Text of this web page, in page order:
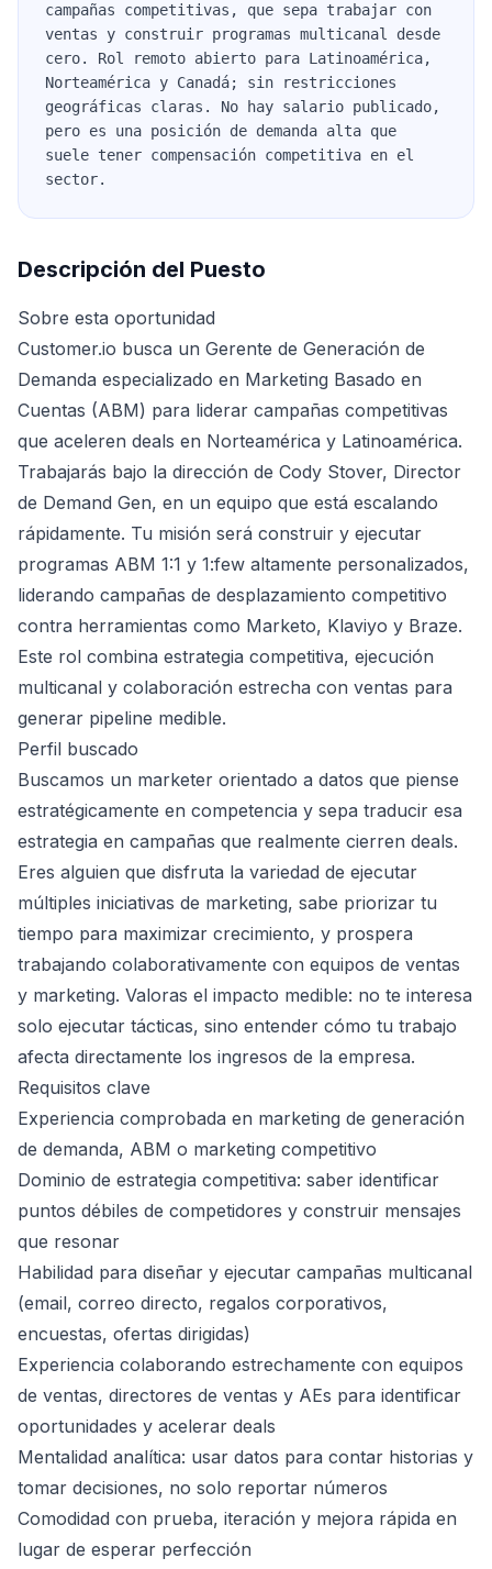
campañas competitivas, que sepa trabajar con
ventas y construir programas multicanal desde
cero. Rol remoto abierto para Latinoamérica,
Norteamérica y Canadá; sin restricciones
geográficas claras. No hay salario publicado,
pero es una posición de demanda alta que
suele tener compensación competitiva en el
sector.
Descripción del Puesto
Sobre esta oportunidad
Customer.io busca un Gerente de Generación de
Demanda especializado en Marketing Basado en
Cuentas (ABM) para liderar campañas competitivas
que aceleren deals en Norteamérica y Latinoamérica.
Trabajarás bajo la dirección de Cody Stover, Director
de Demand Gen, en un equipo que está escalando
rápidamente. Tu misión será construir y ejecutar
programas ABM 1:1 y 1:few altamente personalizados,
liderando campañas de desplazamiento competitivo
contra herramientas como Marketo, Klaviyo y Braze.
Este rol combina estrategia competitiva, ejecución
multicanal y colaboración estrecha con ventas para
generar pipeline medible.
Perfil buscado
Buscamos un marketer orientado a datos que piense
estratégicamente en competencia y sepa traducir esa
estrategia en campañas que realmente cierren deals.
Eres alguien que disfruta la variedad de ejecutar
múltiples iniciativas de marketing, sabe priorizar tu
tiempo para maximizar crecimiento, y prospera
trabajando colaborativamente con equipos de ventas
y marketing. Valoras el impacto medible: no te interesa
solo ejecutar tácticas, sino entender cómo tu trabajo
afecta directamente los ingresos de la empresa.
Requisitos clave
Experiencia comprobada en marketing de generación
de demanda, ABM o marketing competitivo
Dominio de estrategia competitiva: saber identificar
puntos débiles de competidores y construir mensajes
que resonar
Habilidad para diseñar y ejecutar campañas multicanal
(email, correo directo, regalos corporativos,
encuestas, ofertas dirigidas)
Experiencia colaborando estrechamente con equipos
de ventas, directores de ventas y AEs para identificar
oportunidades y acelerar deals
Mentalidad analítica: usar datos para contar historias y
tomar decisiones, no solo reportar números
Comodidad con prueba, iteración y mejora rápida en
lugar de esperar perfección